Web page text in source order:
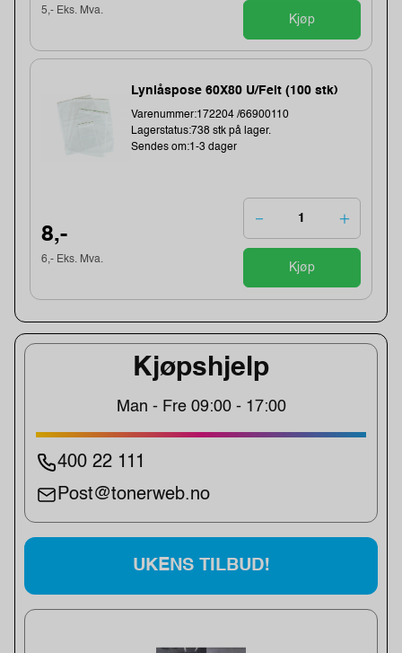
Kjøpshjelp
Man - Fre 09:00 - 17:00
400 22 111
Post@tonerweb.no
UKENS TILBUD!
5,- Eks. Mva.
Kjøp
Lynlåspose 60X80 U/Felt (100 stk)
Varenummer:172204 /66900110
Lagerstatus:738 stk på lager.
Sendes om:1-3 dager
8,-
6,- Eks. Mva.
Kjøp